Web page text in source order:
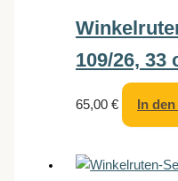
109/26, 33
65,00€ In